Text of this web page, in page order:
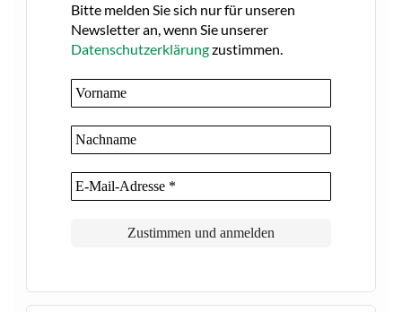
Bitte melden Sie sich nur für unseren
Newsletter an, wenn Sie unserer
Datenschutzerklärungzustimmen.